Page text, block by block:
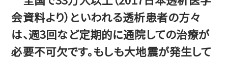
会資料より）といわれる透析患者の方々
は、週3回など定期的に通院しての治療が
必要不可欠です。もしも大地震が発生して